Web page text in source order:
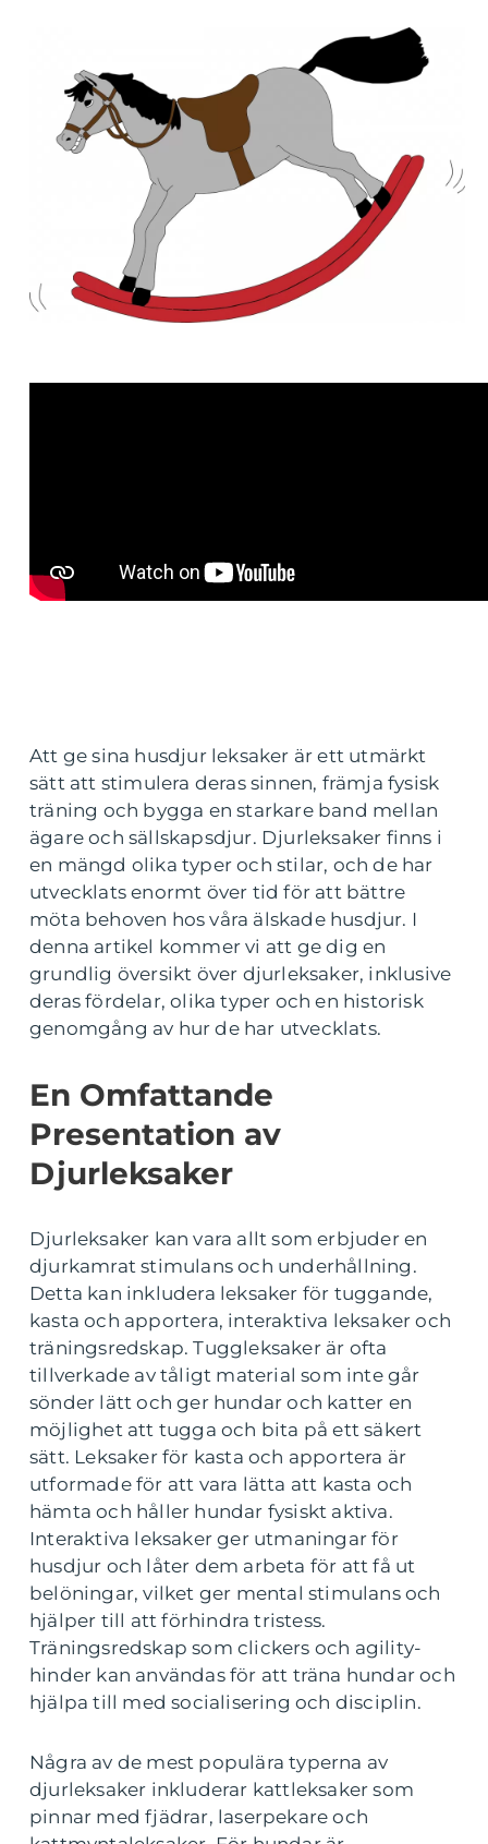
Att ge sina husdjur leksaker är ett utmärkt
sätt att stimulera deras sinnen, främja fysisk
träning och bygga en starkare band mellan
ägare och sällskapsdjur. Djurleksaker finns i
en mängd olika typer och stilar, och de har
utvecklats enormt över tid för att bättre
möta behoven hos våra älskade husdjur. I
denna artikel kommer vi att ge dig en
grundlig översikt över djurleksaker, inklusive
deras fördelar, olika typer och en historisk
genomgång av hur de har utvecklats.
En Omfattande
Presentation av
Djurleksaker
Djurleksaker kan vara allt som erbjuder en
djurkamrat stimulans och underhållning.
Detta kan inkludera leksaker för tuggande,
kasta och apportera, interaktiva leksaker och
träningsredskap. Tuggleksaker är ofta
tillverkade av tåligt material som inte går
sönder lätt och ger hundar och katter en
möjlighet att tugga och bita på ett säkert
sätt. Leksaker för kasta och apportera är
utformade för att vara lätta att kasta och
hämta och håller hundar fysiskt aktiva.
Interaktiva leksaker ger utmaningar för
husdjur och låter dem arbeta för att få ut
belöningar, vilket ger mental stimulans och
hjälper till att förhindra tristess.
Träningsredskap som clickers och agility-
hinder kan användas för att träna hundar och
hjälpa till med socialisering och disciplin.
Några av de mest populära typerna av
djurleksaker inkluderar kattleksaker som
pinnar med fjädrar, laserpekare och